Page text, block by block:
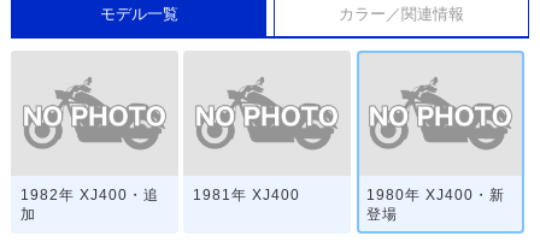
モデル一覧 カラー／関連情報
1982年 XJ400・追
加
1981年 XJ400
1980年 XJ400・新
登場